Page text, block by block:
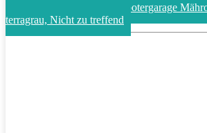
Unbekannt Karibu Mährobotergarage
terragrau, Nicht zu treffend